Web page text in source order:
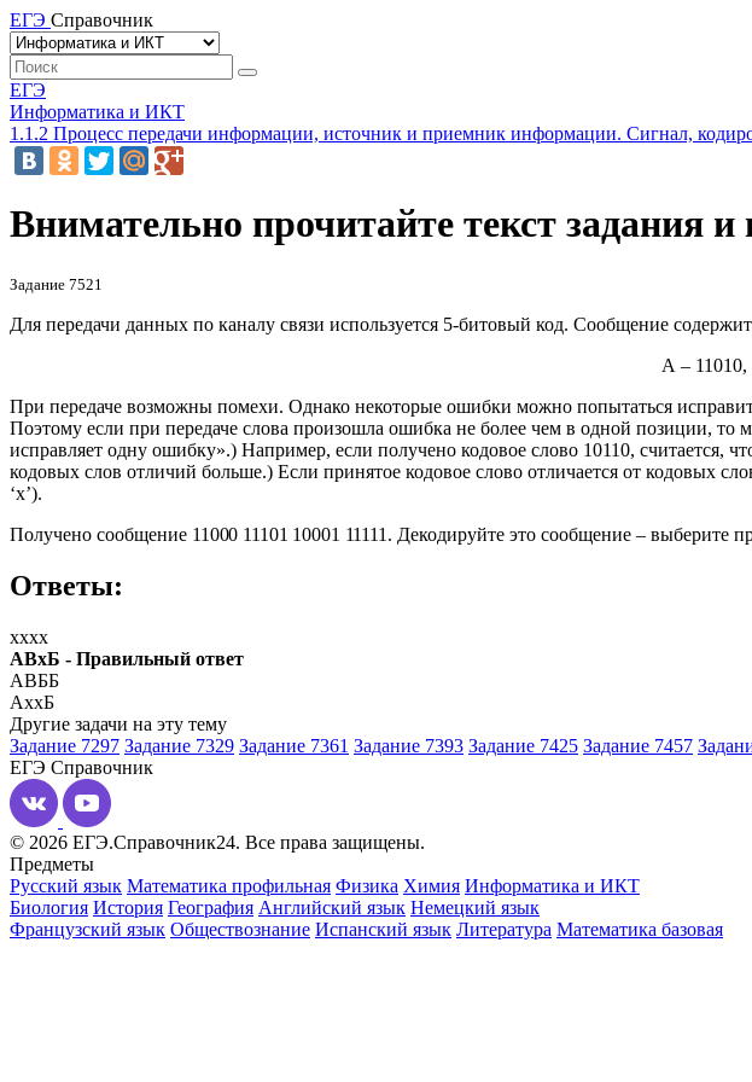
ЕГЭ Справочник
ЕГЭ
Информатика и ИКТ
1.1.2 Процесс передачи информации, источник и приемник информации. Сигнал,
Внимательно прочитайте текст задания
Задание 7521
Для передачи данных по каналу связи используется 5-битовый код. Сообщение
А –
При передаче возможны помехи. Однако некоторые ошибки можно попытаться
Поэтому если при передаче слова произошла ошибка не более чем в одной позиции, то
исправляет одну ошибку».) Например, если получено кодовое слово 10110, считается,
кодовых слов отличий больше.) Если принятое кодовое слово отличается от кодовых
‘x’).
Получено сообщение 11000 11101 10001 11111 . Декодируйте это сообщение – выберите
Ответы:
xxxx
АВхБ - Правильный ответ
АВББ
АххБ
Другие задачи на эту тему
Задание 7297 Задание 7329 Задание 7361 Задание 7393 Задание 7425 Задание 7457
ЕГЭ Справочник
© 2026 ЕГЭ.Справочник24. Все права защищены.
Предметы
Русский язык Математика профильная Физика Химия Информатика и ИКТ
Биология История География Английский язык Немецкий язык
Французский язык Обществознание Испанский язык Литература Математика базовая